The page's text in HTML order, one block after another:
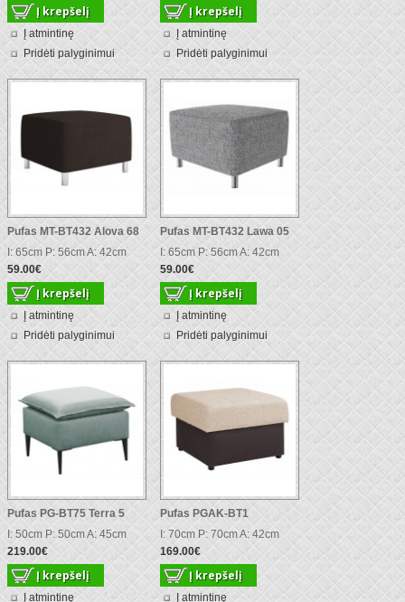
Į atmintinę
Pridėti palyginimui
Į atmintinę
Pridėti palyginimui
Pufas MT-BT432 Alova 68
I: 65cm P: 56cm A: 42cm
59.00€
Į atmintinę
Pridėti palyginimui
Pufas MT-BT432 Lawa 05
I: 65cm P: 56cm A: 42cm
59.00€
Į atmintinę
Pridėti palyginimui
Pufas PG-BT75 Terra 5
I: 50cm P: 50cm A: 45cm
219.00€
Į atmintinę
Pufas PGAK-BT1
I: 70cm P: 70cm A: 42cm
169.00€
Į atmintinę